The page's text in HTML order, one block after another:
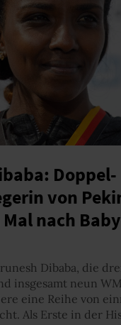
Doppel-
von
nach
Dibaba, die
insgesamt neun
eine Reihe von
Als Erste in der